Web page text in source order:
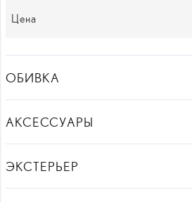
ОБИВКА
АКСЕССУАРЫ
ЭКСТЕРЬЕР